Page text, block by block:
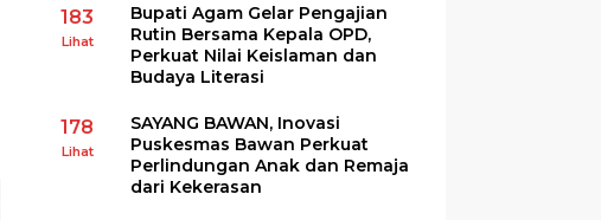
183
Lihat
Bupati Agam Gelar Pengajian
Rutin Bersama Kepala OPD,
Perkuat Nilai Keislaman dan
Budaya Literasi
178
Lihat
SAYANG BAWAN, Inovasi
Puskesmas Bawan Perkuat
Perlindungan Anak dan Remaja
dari Kekerasan